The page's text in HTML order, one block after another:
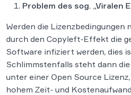
Problem des sog. „Viralen
Werden die
durch den Copyleft-Effekt die
Software infiziert werden, dies
Schlimmstenfalls steht dann
unter einer Open Source
hohem Zeit- und